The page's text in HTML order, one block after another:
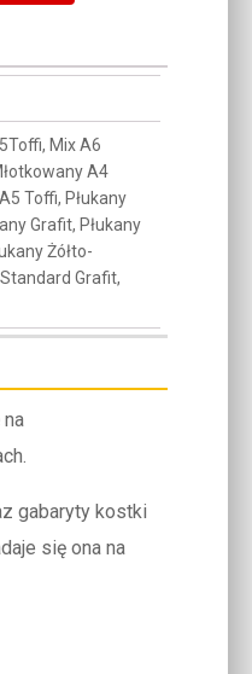
Mix A6
A4
Toffi, Płukany
Grafit, Płukany
Żółto-
Standard Grafit,
gabaryty kostki
się ona na